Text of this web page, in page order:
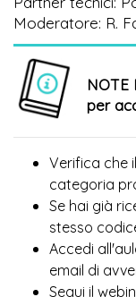
Moderatore: R.
NOTE
per
Verifica che
categoria
Se hai già
stesso
Accedi
email di
Segui il